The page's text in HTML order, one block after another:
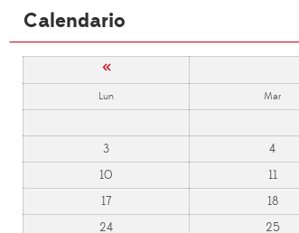
Calendario
«
Lun Mar
3
4
10
11
17
18
24
25